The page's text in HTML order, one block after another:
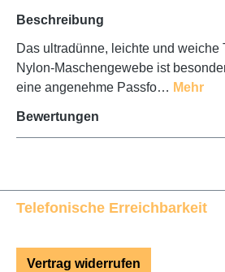
Beschreibung
Das ultradünne, leichte und weiche
Nylon-Maschen­gewebe ist
eine angenehme Passfo… Mehr
Bewertungen
Telefonische Erreichbarkeit
Vertrag widerrufen